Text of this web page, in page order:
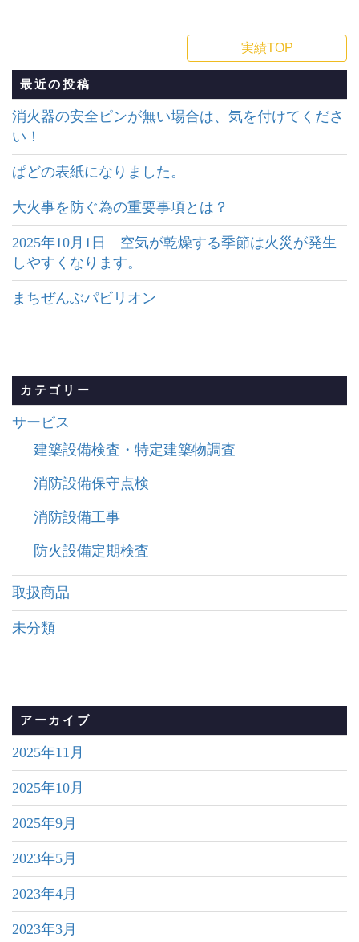
実績TOP
最近の投稿
消火器の安全ピンが無い場合は、気を付けてくださ
い！
ぱどの表紙になりました。
大火事を防ぐ為の重要事項とは？
2025年10月1日 空気が乾燥する季節は火災が発生
しやすくなります。
まちぜんぶパビリオン
カテゴリー
サービス
建築設備検査・特定建築物調査
消防設備保守点検
消防設備工事
防火設備定期検査
取扱商品
未分類
アーカイブ
2025年11月
2025年10月
2025年9月
2023年5月
2023年4月
2023年3月